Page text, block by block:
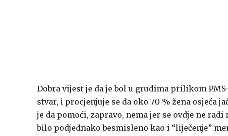
Dobra vijest je da je bol u grudima prilikom
stvar, i procjenjuje se da oko 70 % žena osjeća
je da pomoći, zapravo, nema jer se ovdje ne
bilo podjednako besmisleno kao i “liječenje”